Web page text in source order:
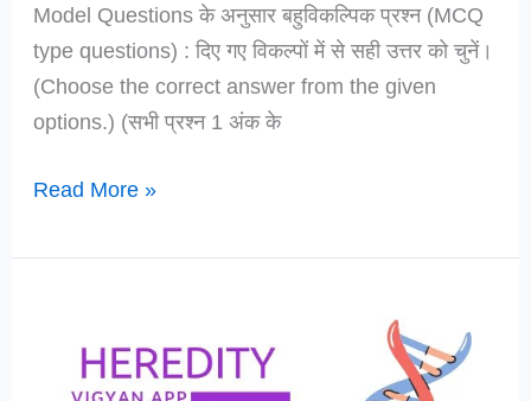
Model Questions के अनुसार बहुविकल्पिक प्रश्न (MCQ
type questions) : दिए गए विकल्पों में से सही उत्तर को चुनें।
(Choose the correct answer from the given
options.) (सभी प्रश्न 1 अंक के
Important
questions
Read More »